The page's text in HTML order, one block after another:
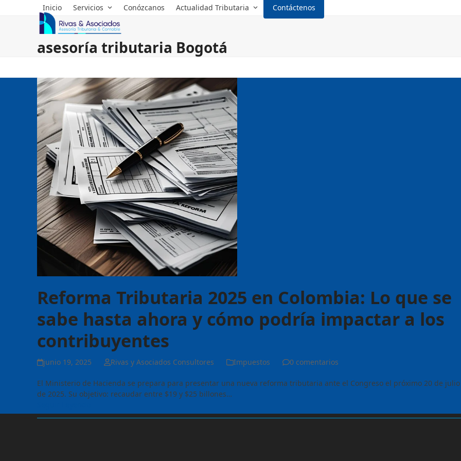
Inicio Servicios Conózcanos Actualidad Tributaria Contáctenos
asesoría tributaria Bogotá
Reforma Tributaria 2025 en Colombia: Lo que se
sabe hasta ahora y cómo podría impactar a los
contribuyentes
junio 19, 2025 Rivas y Asociados Consultores Impuestos 0 comentarios
El Ministerio de Hacienda se prepara para presentar una nueva reforma tributaria ante el Congreso el próximo 20 de julio
de 2025. Su objetivo: recaudar entre $19 y $25 billones…